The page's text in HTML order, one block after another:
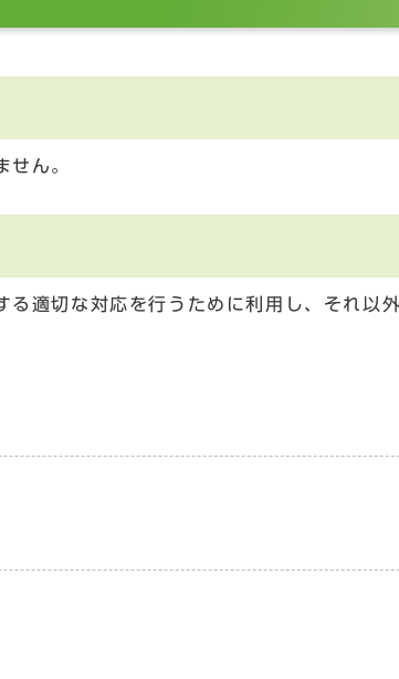
せん。
適切な対応を行うために利用し、それ以